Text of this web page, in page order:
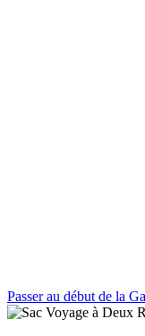
Passer au début de la